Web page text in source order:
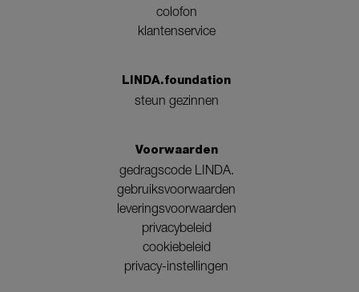
colofon
klantenservice
LINDA.foundation
steun gezinnen
Voorwaarden
gedragscode LINDA.
gebruiksvoorwaarden
leveringsvoorwaarden
privacybeleid
cookiebeleid
privacy-instellingen